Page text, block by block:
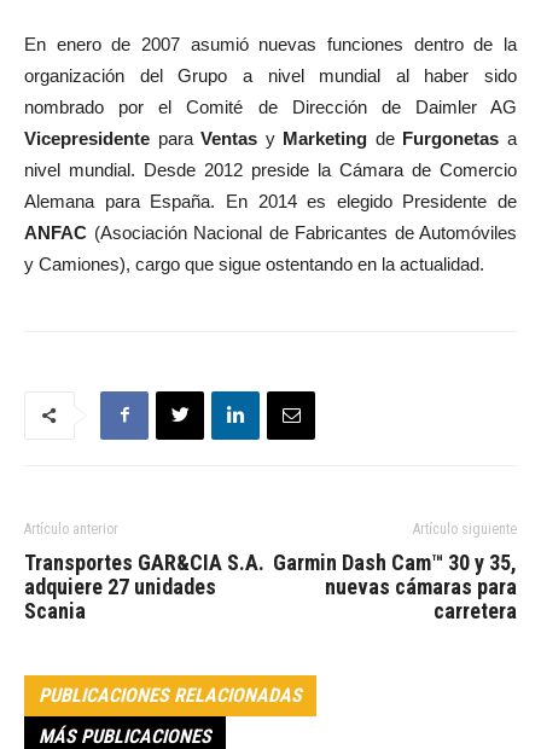
En enero de 2007 asumió nuevas funciones dentro de la
organización del Grupo a nivel mundial al haber sido
nombrado por el Comité de Dirección de Daimler AG
Vicepresidente paraVentas y Marketing de Furgonetas a
nivel mundial. Desde 2012 preside la Cámara de Comercio
Alemana para España. En 2014 es elegido Presidente de
ANFAC (Asociación Nacional de Fabricantes de Automóviles
y Camiones), cargo que sigue ostentando en la actualidad.
Artículo anterior
Transportes GAR&CIA S.A.
adquiere 27 unidades
Scania
Artículo siguiente
Garmin Dash Cam™ 30 y 35,
nuevas cámaras para
carretera
PUBLICACIONES RELACIONADAS
MÁS PUBLICACIONES